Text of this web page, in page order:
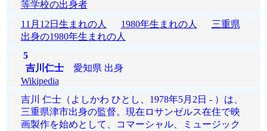
等学校の出身者
11月12日生まれの人
1980年生まれの人
三重県
出身の1980年生まれの人
5
吉川仁士愛知県 出身
Wikipedia
吉川 仁士（よしかわ ひとし、1978年5月2日 - ）は、
三重県津市出身の監督。現在ロサンゼルス在住で映
画製作を始めとして、コマーシャル、ミュージック